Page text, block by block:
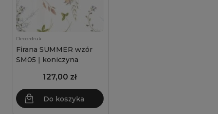
Decordruk
Firana SUMMER wzór
SM05 | koniczyna
127,00 zł
Do koszyka